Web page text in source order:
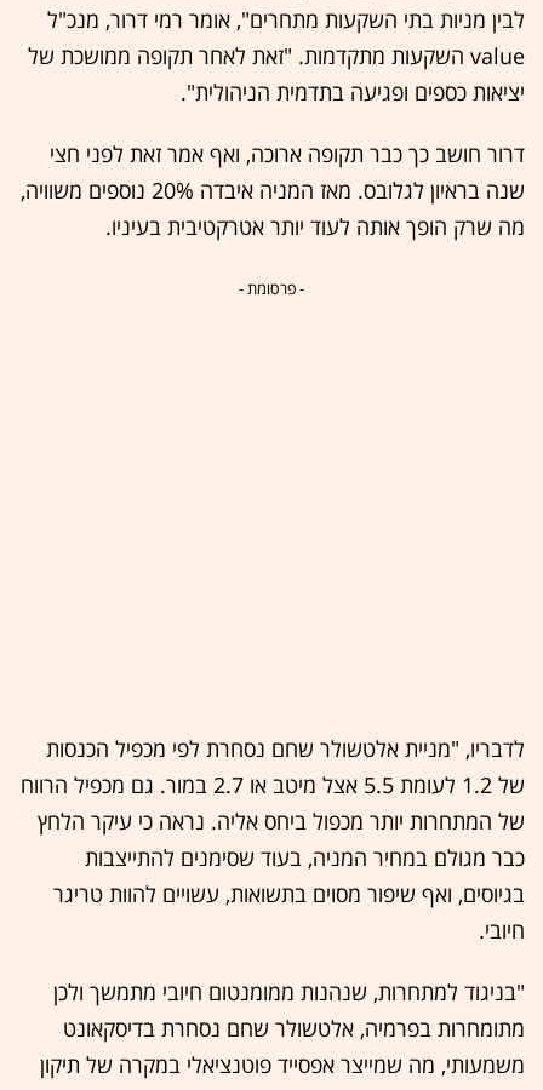
לבין מניות בתי השקעות מתחרים", אומר רמי דרור, מנכ"ל
value השקעות מתקדמות. "זאת לאחר תקופה ממושכת של
יציאות כספים ופגיעה בתדמית הניהולית".
דרור חושב כך כבר תקופה ארוכה, ואף אמר זאת לפני חצי
שנה בראיון לגלובס. מאז המניה איבדה 20% נוספים משוויה,
מה שרק הופך אותה לעוד יותר אטרקטיבית בעיניו.
- פרסומת -
לדבריו, "מניית אלטשולר שחם נסחרת לפי מכפיל הכנסות
של 1.2 לעומת 5.5 אצל מיטב או 2.7 במור. גם מכפיל הרווח
של המתחרות יותר מכפול ביחס אליה. נראה כי עיקר הלחץ
כבר מגולם במחיר המניה, בעוד שסימנים להתייצבות
בגיוסים, ואף שיפור מסוים בתשואות, עשויים להוות טריגר
חיובי.
"בניגוד למתחרות, שנהנות ממומנטום חיובי מתמשך ולכן
מתומחרות בפרמיה, אלטשולר שחם נסחרת בדיסקאונט
משמעותי, מה שמייצר אפסייד פוטנציאלי במקרה של תיקון